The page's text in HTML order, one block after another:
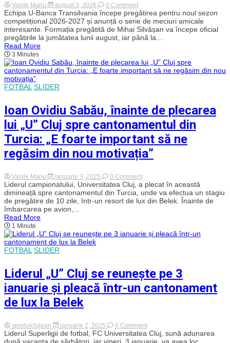
Vasile Manu august 3, 2026 0 Commenton
U-
BT
Cluj-
Napoca
începe
noul
sezon
și
tari
cu
din
România,Turcia
și
Grecia
Echipa U-Banca Transilvania începe pregătirea pentru noul sezon
competițional 2026-2027 și anunță o serie de meciuri amicale
interesante. Formația pregătită de Mihai Silvășan va începe oficial
pregătirile la jumătatea lunii august, iar până la...
Read More
3 Minutes
FOTBAL SLIDER
Ioan Ovidiu Sabău, înainte de plecarea
lui „U” Cluj spre cantonamentul din
Turcia: „E foarte important să ne
regăsim din nou motivația”
Vasile Manu ianuarie 3, 2025 0 Commenton
Ioan
Ovidiu
Sabău,
înainte
„U”
Turcia:
„E
important
nou
motivația”
Liderul campionatului, Universitatea Cluj, a plecat în această
dimineață spre cantonamentul din Turcia, unde va efectua un stagiu
de pregătire de 10 zile, într-un resort de lux din Belek. Înainte de
îmbarcarea pe avion,...
Read More
1 Minute
FOTBAL SLIDER
Liderul „U” Cluj se reunește pe 3
ianuarie și pleacă într-un cantonament
de lux la Belek
sportulclujean ianuarie 2, 2025 0 Commenton
Liderul
„U”
Liderul Superligii de fotbal, FC Universitatea Cluj, sună adunarea
după vacanța de sărbători, iar vineri, 3 ianuarie, va avea loc